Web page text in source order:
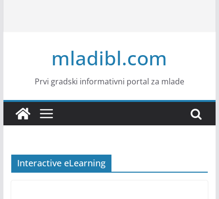
mladibl.com
Prvi gradski informativni portal za mlade
Interactive eLearning